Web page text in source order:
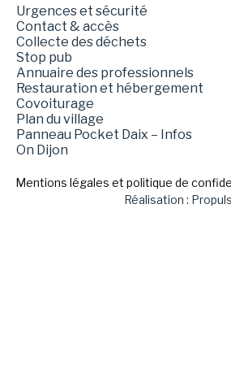
Urgences et sécurité
Contact & accès
Collecte des déchets
Stop pub
Annuaire des professionnels
Restauration et hébergement
Covoiturage
Plan du village
Panneau Pocket Daix – Infos
On Dijon
Mentions légales et politique de
Réalisation :